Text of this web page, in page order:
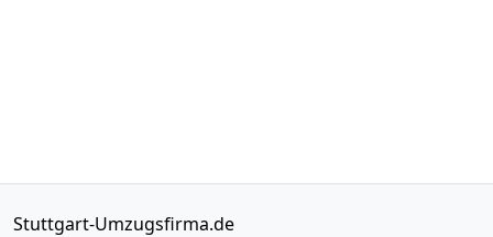
Stuttgart-Umzugsfirma.de